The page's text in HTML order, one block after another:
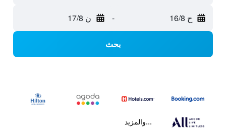
ح 16/8 - ن 17/8
بحث
...والمزيد